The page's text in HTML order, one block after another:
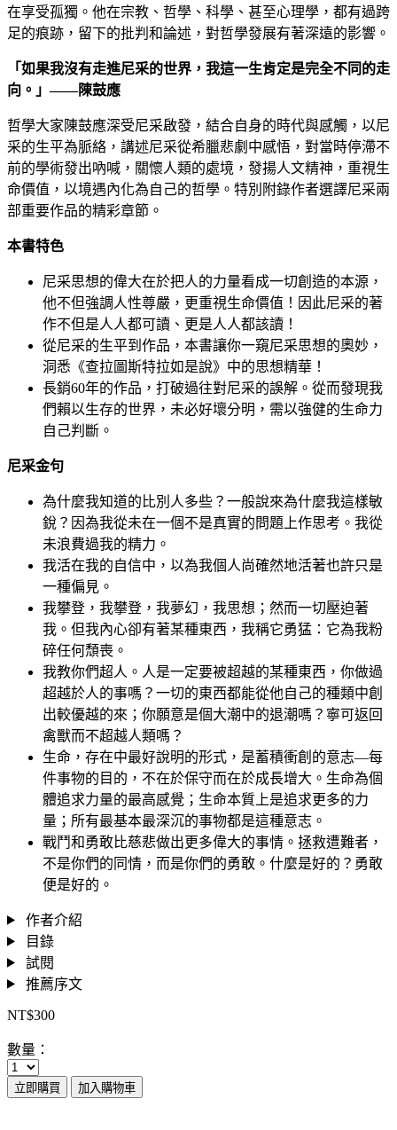
在享受孤獨。他在宗教、哲學、科學、甚至心理學，都有過跨
足的痕跡，留下的批判和論述，對哲學發展有著深遠的影響。
「如果我沒有走進尼采的世界，我這一生肯定是完全不同的走
向。」——陳鼓應
哲學大家陳鼓應深受尼采啟發，結合自身的時代與感觸，以尼
采的生平為脈絡，講述尼采從希臘悲劇中感悟，對當時停滯不
前的學術發出吶喊，關懷人類的處境，發揚人文精神，重視生
命價值，以境遇內化為自己的哲學。特別附錄作者選譯尼采兩
部重要作品的精彩章節。
本書特色
尼采思想的偉大在於把人的力量看成一切創造的本源，
他不但強調人性尊嚴，更重視生命價值！因此尼采的著
作不但是人人都可讀、更是人人都該讀！
從尼采的生平到作品，本書讓你一窺尼采思想的奧妙，
洞悉《查拉圖斯特拉如是說》中的思想精華！
長銷60年的作品，打破過往對尼采的誤解。從而發現我
們賴以生存的世界，未必好壞分明，需以強健的生命力
自己判斷。
尼采金句
為什麼我知道的比別人多些？一般說來為什麼我這樣敏
銳？因為我從未在一個不是真實的問題上作思考。我從
未浪費過我的精力。
我活在我的自信中，以為我個人尚確然地活著也許只是
一種偏見。
我攀登，我攀登，我夢幻，我思想；然而一切壓迫著
我。但我內心卻有著某種東西，我稱它勇猛：它為我粉
碎任何頹喪。
我教你們超人。人是一定要被超越的某種東西，你做過
超越於人的事嗎？一切的東西都能從他自己的種類中創
出較優越的來；你願意是個大潮中的退潮嗎？寧可返回
禽獸而不超越人類嗎？
生命，存在中最好說明的形式，是蓄積衝創的意志—每
件事物的目的，不在於保守而在於成長增大。生命為個
體追求力量的最高感覺；生命本質上是追求更多的力
量；所有最基本最深沉的事物都是這種意志。
戰鬥和勇敢比慈悲做出更多偉大的事情。拯救遭難者，
不是你們的同情，而是你們的勇敢。什麼是好的？勇敢
便是好的。
作者介紹
目錄
試閱
推薦序文
NT$300
數量：
立即購買 加入購物車